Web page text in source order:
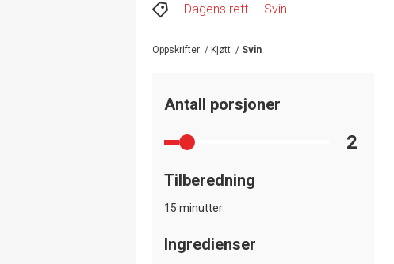
Dagens rett Svin
Oppskrifter / Kjøtt / Svin
Antall porsjoner
2
Tilberedning
15 minutter
Ingredienser